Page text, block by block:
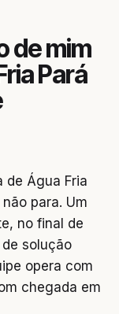
de mim
Pará
de Água Fria
para. Um
no final de
solução
opera com
chegada em